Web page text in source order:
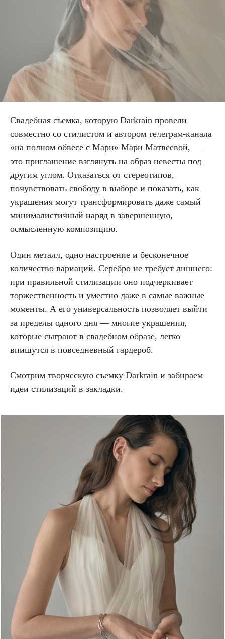
Свадебная съемка, которую Darkrain провели
совместно со стилистом и автором телеграм-канала
«на полном обвесе с Мари» Мари Матвеевой, —
это приглашение взглянуть на образ невесты под
другим углом. Отказаться от стереотипов,
почувствовать свободу в выборе и показать, как
украшения могут трансформировать даже самый
минималистичный наряд в завершенную,
осмысленную композицию.
Один металл, одно настроение и бесконечное
количество вариаций. Серебро не требует лишнего:
при правильной стилизации оно подчеркивает
торжественность и уместно даже в самые важные
моменты. А его универсальность позволяет выйти
за пределы одного дня — многие украшения,
которые сыграют в свадебном образе, легко
впишутся в повседневный гардероб.
Смотрим творческую съемку Darkrain и забираем
идеи стилизаций в закладки.